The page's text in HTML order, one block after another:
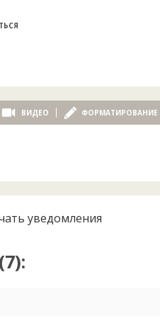
ВИДЕО ФОРМАТИРОВАНИЕ
уведомления
7):